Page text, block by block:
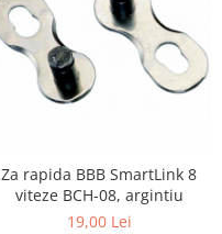
Za rapida BBB SmartLink 8
viteze BCH-08, argintiu
19,00 Lei